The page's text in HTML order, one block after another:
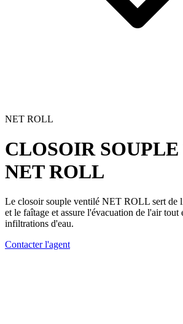
NET ROLL
CLOSOIR
NET ROLL
Le closoir souple ventilé NET ROLL sert de
et le faîtage et assure l'évacuation de l'air tout
infiltrations d'eau.
Contacter l'agent